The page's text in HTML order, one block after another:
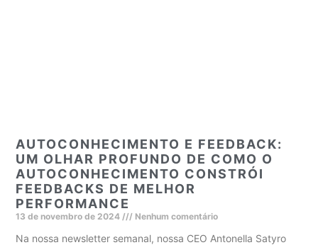
AUTOCONHECIMENTO E FEEDBACK:
UM OLHAR PROFUNDO DE COMO O
AUTOCONHECIMENTO CONSTRÓI
FEEDBACKS DE MELHOR
PERFORMANCE
13 de novembro de 2024 Nenhum comentário
Na nossa newsletter semanal, nossa CEO Antonella Satyro